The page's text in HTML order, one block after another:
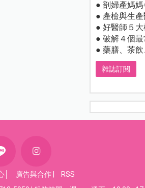
● 剖婦產媽
● 產檢與生產
● 好醫師５
● 破解４個
● 藥膳、茶
雜誌訂閱
廣告與合作
RSS